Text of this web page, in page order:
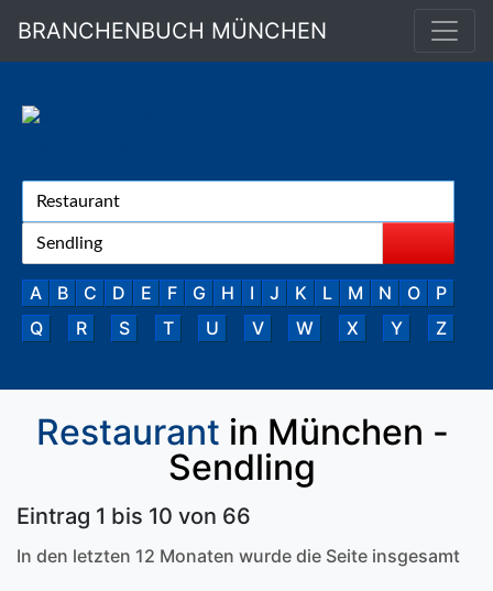
BRANCHENBUCH MÜNCHEN
A B C D E F G H I J K L M N O
P
Q
R S T U V W X Y Z
Restaurant in München -
Sendling
Eintrag 1 bis 10 von 66
In den letzten 12 Monaten wurde die Seite insgesamt